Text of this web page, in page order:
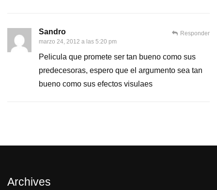
Sandro
marzo 24, 2012 a las 5:20 pm
Pelicula que promete ser tan bueno como sus
predecesoras, espero que el argumento sea tan
bueno como sus efectos visulaes
Responder
Archives